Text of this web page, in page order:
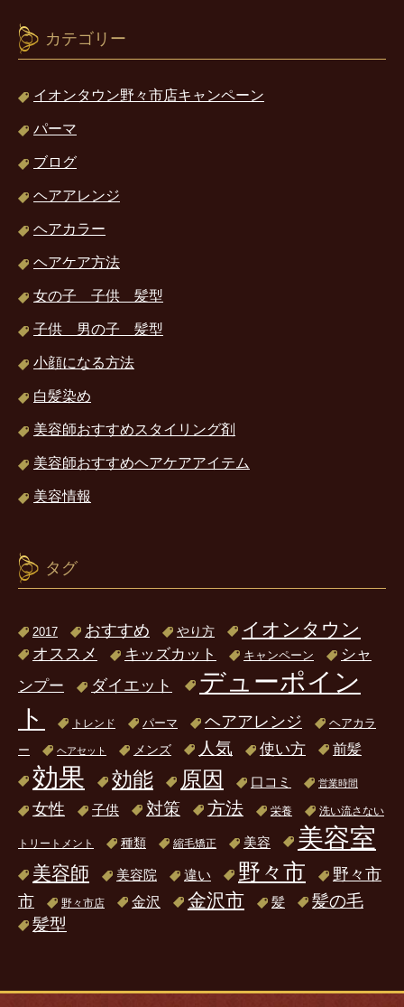
カテゴリー
イオンタウン野々市店キャンペーン
パーマ
ブログ
ヘアアレンジ
ヘアカラー
ヘアケア方法
女の子 子供 髪型
子供 男の子 髪型
小顔になる方法
白髪染め
美容師おすすめスタイリング剤
美容師おすすめヘアケアアイテム
美容情報
タグ
2017 おすすめ やり方 イオンタウン
オススメ キッズカット キャンペーン
シャ
ンプー
ダイエット
デューポイン
ト
トレンド パーマ ヘアアレンジ
ヘアカラ
ー
ヘアセット メンズ 人気 使い方 前髪
効果 効能 原因 口コミ 営業時間
女性 子供 対策 方法 栄養 洗い流さない
トリートメント 種類 縮毛矯正 美容 美容室
美容師 美容院 違い 野々市
野々市
市
野々市店 金沢 金沢市 髪
髪の毛
髪型